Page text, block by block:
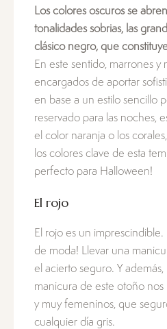
Los colores oscuros se
tonalidades sobrias, las
clásico negro, que
En este sentido, marrones y
encargados de aportar
en base a un estilo sencillo
reservado para las noches,
el color naranja o los
los colores clave de esta
perfecto para Halloween!
El rojo
El rojo es un
de moda! Llevar una
el acierto seguro. Y
manicura de este otoño nos
y muy femeninos, que
cualquier día gris.